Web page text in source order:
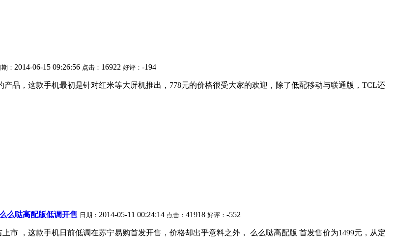
期： 2014-06-15 09:26:56 点击： 16922 好评： -194
品，这款手机最初是针对红米等大屏机推出，778元的价格很受大家的欢迎，除了低配移动与联通版，TCL还
么哒高配版低调开售 日期： 2014-05-11 00:24:14 点击： 41918 好评： -552
市 ，这款手机日前低调在苏宁易购首发开售，价格却出乎意料之外， 么么哒高配版 首发售价为1499元，从定